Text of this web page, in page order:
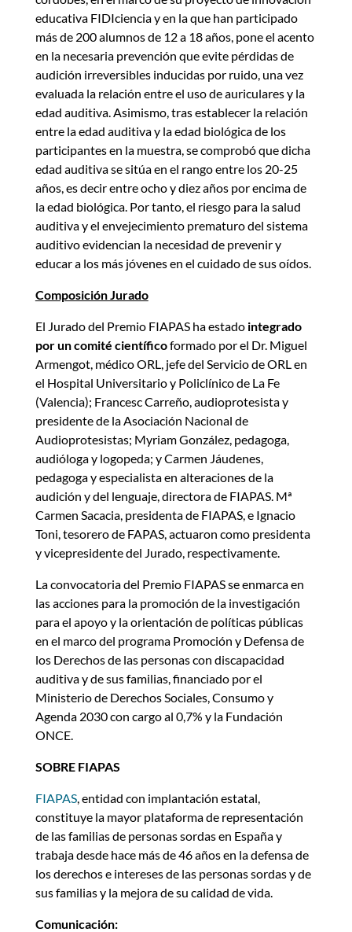
educativa FIDIciencia y en la que han participado
más de 200 alumnos de 12 a 18 años, pone el acento
en la necesaria prevención que evite pérdidas de
audición irreversibles inducidas por ruido, una vez
evaluada la relación entre el uso de auriculares y la
edad auditiva. Asimismo, tras establecer la relación
entre la edad auditiva y la edad biológica de los
participantes en la muestra, se comprobó que dicha
edad auditiva se sitúa en el rango entre los 20-25
años, es decir entre ocho y diez años por encima de
la edad biológica. Por tanto, el riesgo para la salud
auditiva y el envejecimiento prematuro del sistema
auditivo evidencian la necesidad de prevenir y
educar a los más jóvenes en el cuidado de sus oídos.
Composición Jurado
El Jurado del Premio FIAPAS ha estadointegrado
por un comité científicoformado por el Dr. Miguel
Armengot, médico ORL, jefe del Servicio de ORL en
el Hospital Universitario y Policlínico de La Fe
(Valencia); Francesc Carreño, audioprotesista y
presidente de la Asociación Nacional de
Audioprotesistas; Myriam González, pedagoga,
audióloga y logopeda; y Carmen Jáudenes,
pedagoga y especialista en alteraciones de la
audición y del lenguaje, directora de FIAPAS. Mª
Carmen Sacacia, presidenta de FIAPAS, e Ignacio
Toni, tesorero de FAPAS, actuaron como presidenta
y vicepresidente del Jurado, respectivamente.
La convocatoria del Premio FIAPAS se enmarca en
las acciones para la promoción de la investigación
para el apoyo y la orientación de políticas públicas
en el marco del programa Promoción y Defensa de
los Derechos de las personas con discapacidad
auditiva y de sus familias, financiado por el
Ministerio de Derechos Sociales, Consumo y
Agenda 2030 con cargo al 0,7% y la Fundación
ONCE.
SOBRE FIAPAS
FIAPAS, entidad con implantación estatal,
constituye la mayor plataforma de representación
de las familias de personas sordas en España y
trabaja desde hace más de 46 años en la defensa de
los derechos e intereses de las personas sordas y de
sus familias y la mejora de su calidad de vida.
Comunicación: